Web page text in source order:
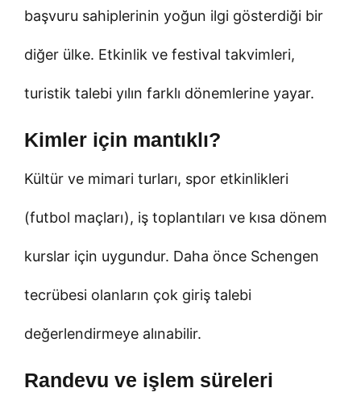
başvuru sahiplerinin yoğun ilgi gösterdiği bir
diğer ülke. Etkinlik ve festival takvimleri,
turistik talebi yılın farklı dönemlerine yayar.
Kimler için mantıklı?
Kültür ve mimari turları, spor etkinlikleri
(futbol maçları), iş toplantıları ve kısa dönem
kurslar için uygundur. Daha önce Schengen
tecrübesi olanların çok giriş talebi
değerlendirmeye alınabilir.
Randevu ve işlem süreleri